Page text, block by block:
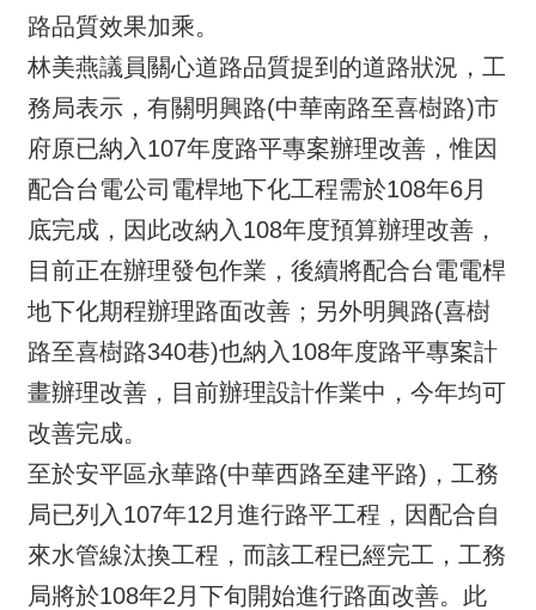
路品質效果加乘。
林美燕議員關心道路品質提到的道路狀況，工
務局表示，有關明興路(中華南路至喜樹路)市
府原已納入107年度路平專案辦理改善，惟因
配合台電公司電桿地下化工程需於108年6月
底完成，因此改納入108年度預算辦理改善，
目前正在辦理發包作業，後續將配合台電電桿
地下化期程辦理路面改善；另外明興路(喜樹
路至喜樹路340巷)也納入108年度路平專案計
畫辦理改善，目前辦理設計作業中，今年均可
改善完成。
至於安平區永華路(中華西路至建平路)，工務
局已列入107年12月進行路平工程，因配合自
來水管線汰換工程，而該工程已經完工，工務
局將於108年2月下旬開始進行路面改善。此